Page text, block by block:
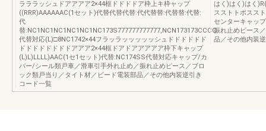
ラララッシュドアアアア2×44框ドドドドア枠上キ枠ャップ
((RRR)AAAAAAC(1セット)代替代替代替:代代替替:代替替:代替:
代
替:NC1NC1NC1NC1NC1NC173S777777777777,NCN173173CCCC
代替対応(L)□8NC1742×44フラッラッッッッッシュドドドドドド
ドドドドドドドドアアア2×44框ドアドアアアアア枠下キャップ
(L)L)LLLL)AAC(1セ1セット)代替:NC174SS代替対応キャップ/カ
バー/シール類戸車／滑車引手外れ止め／振れ止めピース／ブロ
ック類戸当り／タイト材／ビード電装部品／その他内装逆引き
コード一覧
はく)はく)はく
スストトポスス
センターキャッ
振れ止めピース
品／その他内装